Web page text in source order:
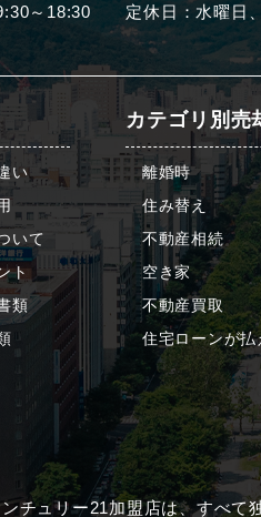
9:30～18:30定休日：水曜日
い
いて
ト
類
カテゴリ別売
離婚時
住み替え
不動産相続
空き家
不動産買取
住宅ローンが払
ュリー21加盟店は、すべて